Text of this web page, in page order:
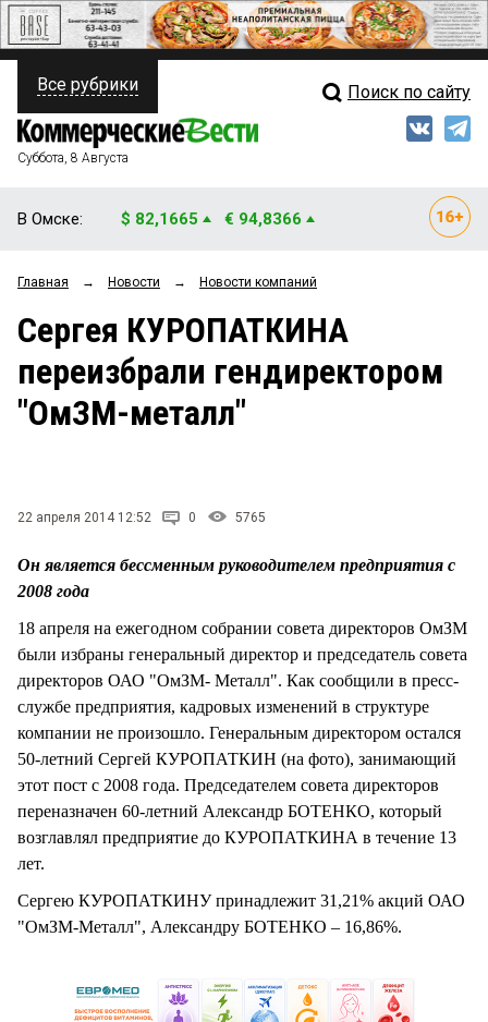
ПОЛИТИКА
ФИНАНСЫ
ОБЩЕСТВО
ЗАКОН
НОВОСТИ КОМПАНИЙ
Свежий выпуск
Мнения
Рейтинги
Блоги
Все рубрики Поиск по сайту
Суббота, 8 Августа
В Омске: $ 82,1665 € 94,8366
Главная → Новости → Новости компаний
Сергея КУРОПАТКИНА
переизбрали гендиректором
"ОмЗМ-металл"
22 апреля 2014 12:52 0 5765
Он является бессменным руководителем предприятия с
2008 года
18 апреля на ежегодном собрании совета директоров ОмЗМ
были избраны генеральный директор и председатель совета
директоров ОАО "ОмЗМ- Металл". Как сообщили в пресс-
службе предприятия, кадровых изменений в структуре
компании не произошло. Генеральным директором остался
50-летний Сергей КУРОПАТКИН (на фото), занимающий
этот пост с 2008 года. Председателем совета директоров
переназначен 60-летний Александр БОТЕНКО, который
возглавлял предприятие до КУРОПАТКИНА в течение 13
лет.
Сергею КУРОПАТКИНУ принадлежит 31,21% акций ОАО
"ОмЗМ-Металл", Александру БОТЕНКО – 16,86%.